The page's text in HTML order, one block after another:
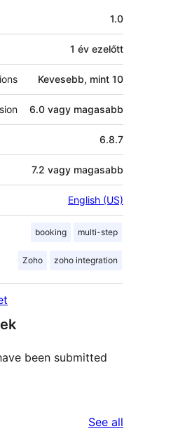
1.0
1 év ezelőtt
Kevesebb, mint 10
6.0 vagy magasabb
6.8.7
7.2 vagy magasabb
English (US)
booking multi-step
Zoho zoho integration
been submitted
See all